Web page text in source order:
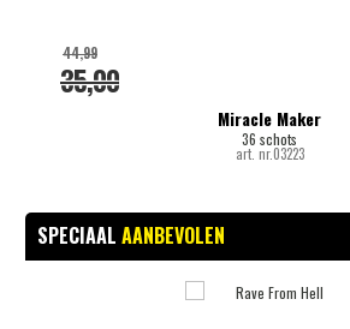
Miracle Maker
36 schots
art. nr.03223
35,00
44,99
SPECIAAL AANBEVOLEN